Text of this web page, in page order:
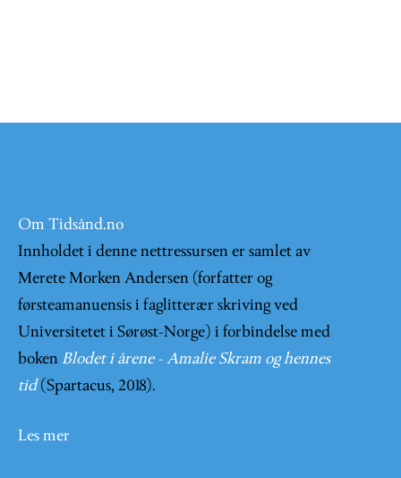
Om Tidsånd.no
Innholdet i denne nettressursen er samlet av
Merete Morken Andersen (forfatter og
førsteamanuensis i faglitterær skriving ved
Universitetet i Sørøst-Norge) i forbindelse med
boken Blodet i årene - Amalie Skram og hennes
tid (Spartacus, 2018).
Les mer